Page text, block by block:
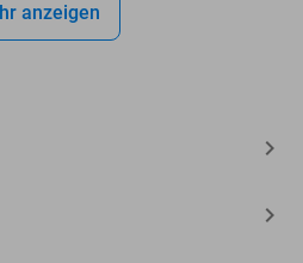
anzeigen